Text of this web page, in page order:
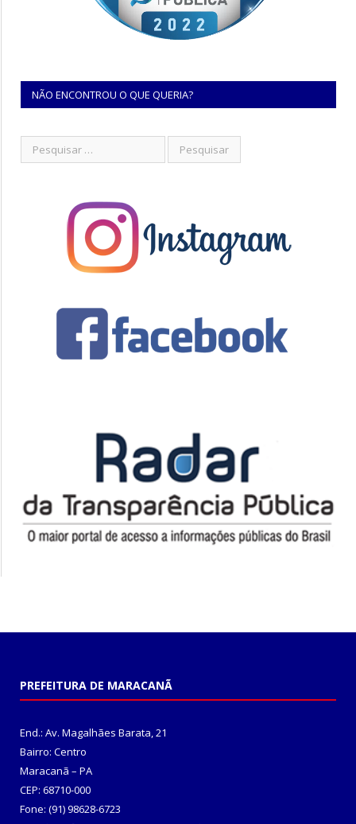
NÃO ENCONTROU O QUE QUERIA?
PREFEITURA DE MARACANÃ
End.: Av. Magalhães Barata, 21
Bairro: Centro
Maracanã – PA
CEP: 68710-000
Fone: (91) 98628-6723